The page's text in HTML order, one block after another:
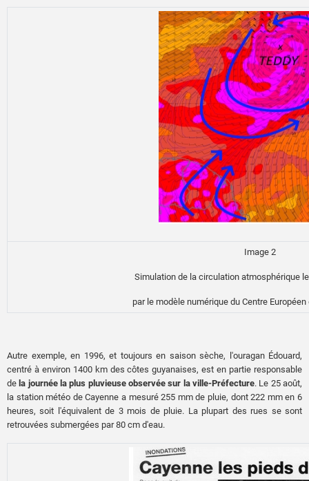
Image 2
Simulation de la circulation atmosphérique
par le modèle numérique du Centre
Autre exemple, en 1996, et toujours en saison sèche, l'ouragan Édouard,
centré à environ 1400 km des côtes guyanaises, est en partie responsable
de la journée la plus pluvieuse observée sur la ville-Préfecture. Le 25 août,
la station météo de Cayenne a mesuré 255 mm de pluie, dont 222 mm en 6
heures, soit l'équivalent de 3 mois de pluie. La plupart des rues se sont
retrouvées submergées par 80 cm d'eau.